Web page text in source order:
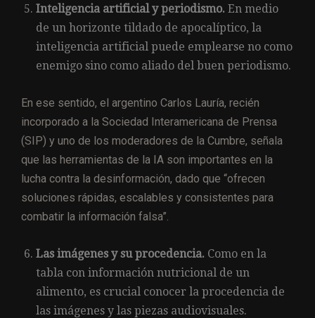
Inteligencia artificial y periodismo. En medio
de un horizonte tildado de apocalíptico, la
inteligencia artificial puede emplearse no como
enemigo sino como aliado del buen periodismo.
En ese sentido, el argentino Carlos Lauría, recién
incorporado a la Sociedad Interamericana de Prensa
(SIP) y uno de los moderadores de la Cumbre, señala
que las herramientas de la IA son importantes en la
lucha contra la desinformación, dado que “ofrecen
soluciones rápidas, escalables y consistentes para
combatir la información falsa”.
Las imágenes y su procedencia. Como en la
tabla con información nutricional de un
alimento, es crucial conocer la procedencia de
las imágenes y las piezas audiovisuales.